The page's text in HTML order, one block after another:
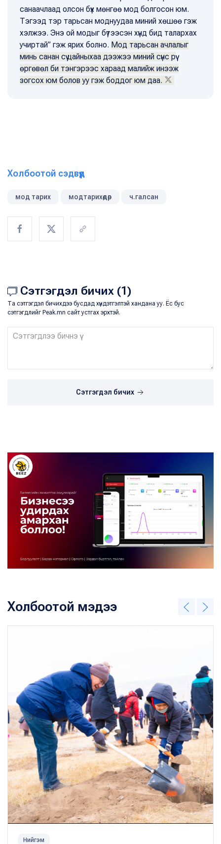
санаачлаад олсон бүх мөнгөө мод болгосон юм.
Тэгээд тэр тарьсан моднуудаа миний хөшөө гэж
хэлжээ. Энэ ой модыг бүтээсэн хүнд бид талархах
учиртай” гэж ярих болно. Мод тарьсан ачлалыг
минь санан сүү цайныхаа дээжээ миний сүнс рүү
өргөвөл би тэнгэрээс хараад малийж инээж
зогсох юм болов уу гэж боддог юм даа.
Холбоотой сэдвүүд
мод тарих модтарихөдөр ч.галсан
Сэтгэгдэл бичих (1)
Та сэтгэгдэл бичихдээ бусдад хүндэтгэлтэй хандана уу. Ёс бус
сэтгэгдлийг Peak.mn сайт устгах эрхтэй.
Сэтгэгдэл бичих
Холбоотой мэдээ
Нийгэм